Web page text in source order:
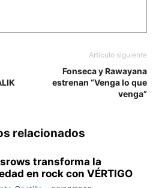
Artículo siguiente
Fonseca y Rawayana
estrenan “Venga lo que
venga”
relacionados
transforma la
en rock con VÉRTIGO